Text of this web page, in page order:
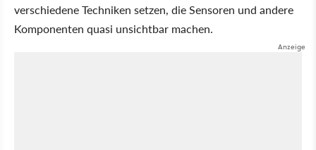
verschiedene Techniken setzen, die Sensoren und andere
Komponenten quasi unsichtbar machen.